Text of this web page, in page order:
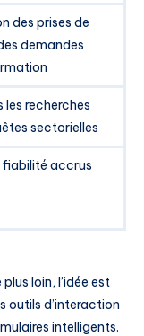
des prises de
demandes
les recherches
sectorielles
accrus
loin, l’idée est
outils d’interaction
intelligents.